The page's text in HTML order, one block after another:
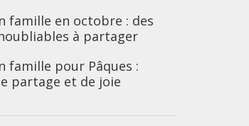
famille en octobre : des
à partager
famille pour Pâques :
partage et de joie